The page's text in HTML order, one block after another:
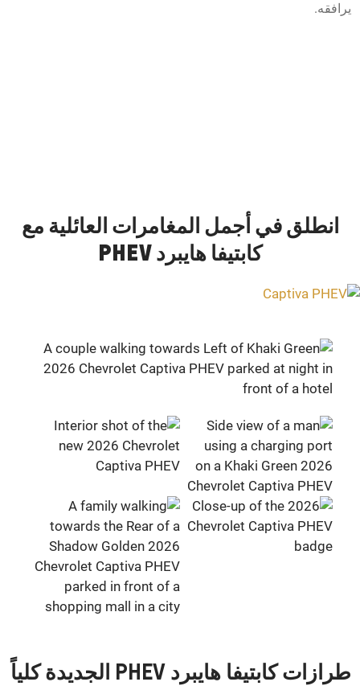
يرافقه.
انطلق في أجمل المغامرات العائلية مع
كابتيفا هايبرد PHEV
طرازات كابتيفا هايبرد PHEV الجديدة كلياً